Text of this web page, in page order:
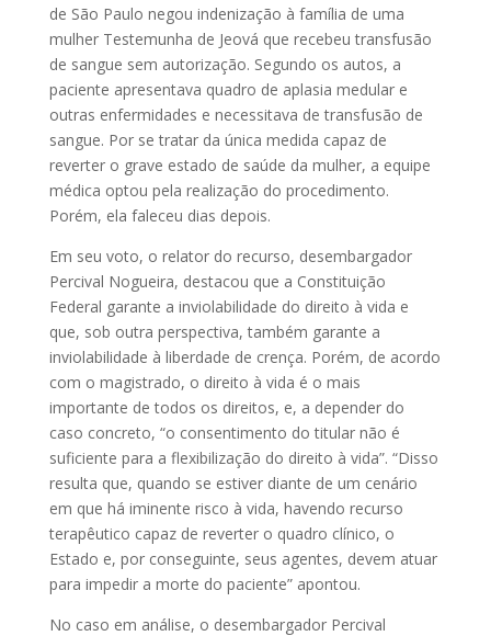
de São Paulo negou indenização à família de uma
mulher Testemunha de Jeová que recebeu transfusão
de sangue sem autorização. Segundo os autos, a
paciente apresentava quadro de aplasia medular e
outras enfermidades e necessitava de transfusão de
sangue. Por se tratar da única medida capaz de
reverter o grave estado de saúde da mulher, a equipe
médica optou pela realização do procedimento.
Porém, ela faleceu dias depois.
Em seu voto, o relator do recurso, desembargador
Percival Nogueira, destacou que a Constituição
Federal garante a inviolabilidade do direito à vida e
que, sob outra perspectiva, também garante a
inviolabilidade à liberdade de crença. Porém, de acordo
com o magistrado, o direito à vida é o mais
importante de todos os direitos, e, a depender do
caso concreto, “o consentimento do titular não é
suficiente para a flexibilização do direito à vida”. “Disso
resulta que, quando se estiver diante de um cenário
em que há iminente risco à vida, havendo recurso
terapêutico capaz de reverter o quadro clínico, o
Estado e, por conseguinte, seus agentes, devem atuar
para impedir a morte do paciente” apontou.
No caso em análise, o desembargador Percival